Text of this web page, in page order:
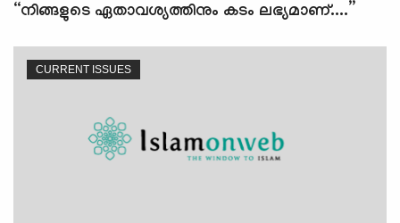
“നിങ്ങളുടെ ഏതാവശ്യത്തിനും കടം ലഭ്യമാണ്....”
CURRENT ISSUES